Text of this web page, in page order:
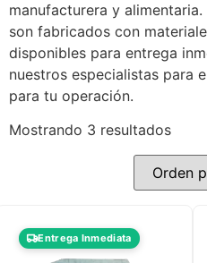
manufacturera y
son fabricados con
disponibles para entrega
nuestros especialistas para
para tu operación.
Mostrando 3 resultados
Entrega Inmediata